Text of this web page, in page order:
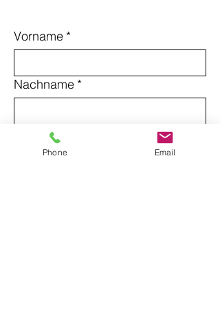
Vorname *
Nachname *
*
Phone Email